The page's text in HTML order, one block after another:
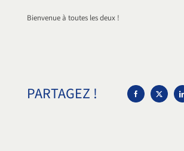
Bienvenue à toutes les deux !
PARTAGEZ !